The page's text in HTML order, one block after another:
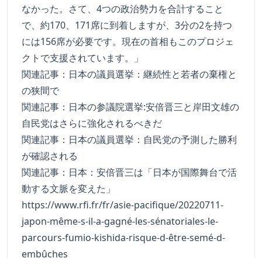
なかった。さて、4つの政治勢力を合計すること
で、約170、171席に到着しますが、3分の2を持つ
には156席が必要です。現在の首相もこのプロジェ
クトで支援されています。」
関連記事： 日本の議員選挙：継続性と若者の棄権と
の狭間で
関連記事： 日本の参議院選挙:安倍晋三と岸田文雄の
自民党はさらに強化されるべきだ
関連記事： 日本の議員選挙：自民党の予測した勝利
が確認される
関連記事： 日本：安倍晋三は「日本が国際舞台で活
動する文脈を変えた」
https://www.rfi.fr/fr/asie-pacifique/20220711-
japon-même-s-il-a-gagné-les-sénatoriales-le-
parcours-fumio-kishida-risque-d-être-semé-d-
embûches